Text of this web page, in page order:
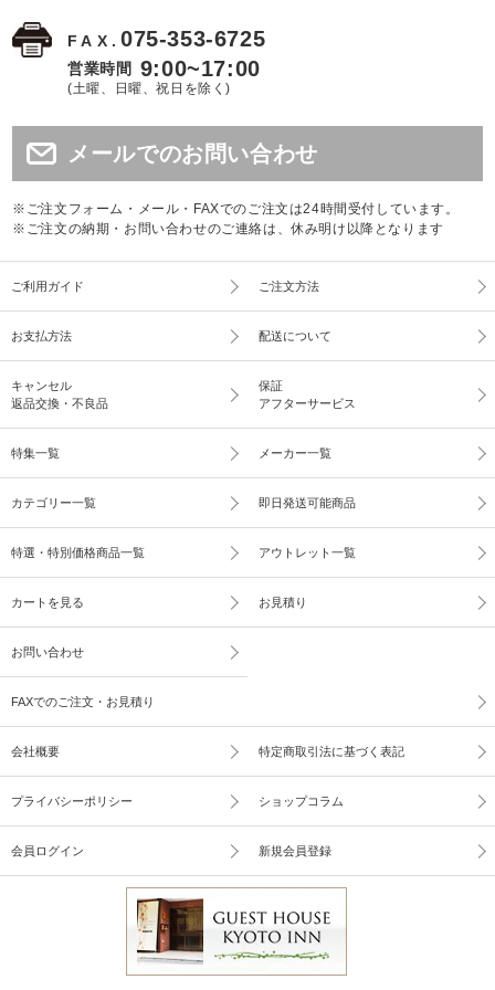
FAX.075-353-6725
営業時間 9:00~17:00
(土曜、日曜、祝日を除く)
メールでのお問い合わせ
※ご注文フォーム・メール・FAXでのご注文は24時間受付しています。
※ご注文の納期・お問い合わせのご連絡は、休み明け以降となります
ご利用ガイド ご注文方法
お支払方法 配送について
キャンセル
返品交換・不良品
保証
アフターサービス
特集一覧 メーカー一覧
カテゴリー一覧 即日発送可能商品
特選・特別価格商品一覧 アウトレット一覧
カートを見る お見積り
お問い合わせ
FAXでのご注文・お見積り
会社概要 特定商取引法に基づく表記
プライバシーポリシー ショップコラム
会員ログイン 新規会員登録